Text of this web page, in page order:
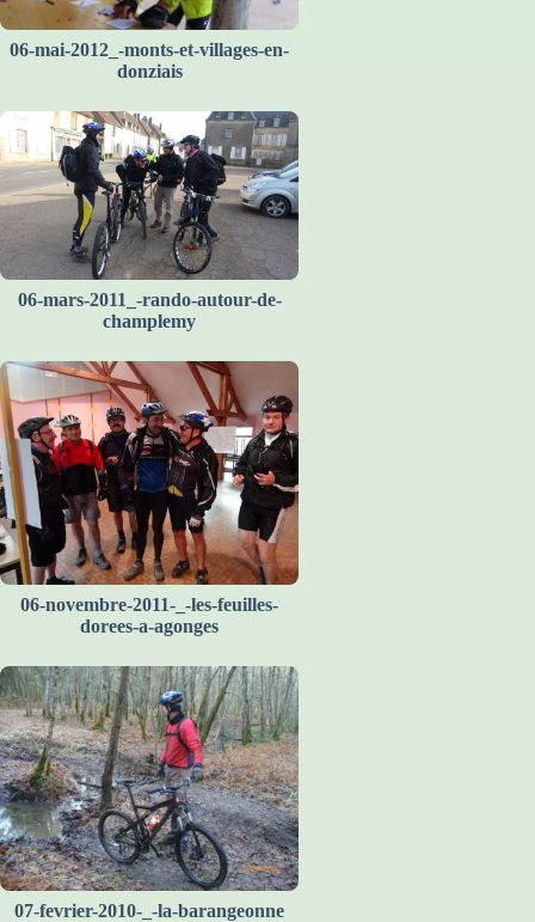
06-mai-2012_-monts-et-villages-en-
donziais
06-mars-2011_-rando-autour-de-
champlemy
06-novembre-2011-_-les-feuilles-
dorees-a-agonges
07-fevrier-2010-_-la-barangeonne